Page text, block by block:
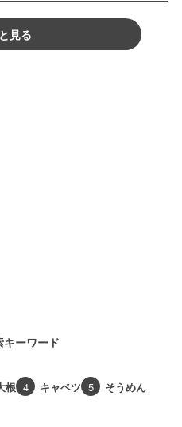
見る
キーワード
根 4 キャベツ 5 そうめん